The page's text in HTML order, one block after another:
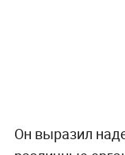
Он выразил